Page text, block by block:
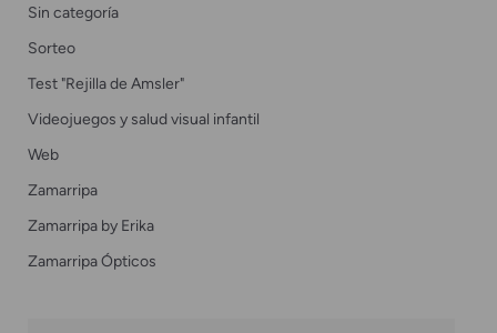
Sin categoría
Sorteo
Test "Rejilla de Amsler"
Videojuegos y salud visual infantil
Web
Zamarripa
Zamarripa by Erika
Zamarripa Ópticos